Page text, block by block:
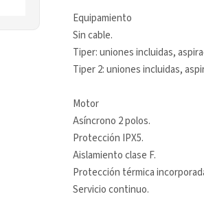
Equipamiento
Sin cable.
Tiper: uniones incluidas,
Tiper 2: uniones incluidas,
Motor
Asíncrono 2 polos.
Protección IPX5.
Aislamiento clase F.
Protección térmica
Servicio continuo.